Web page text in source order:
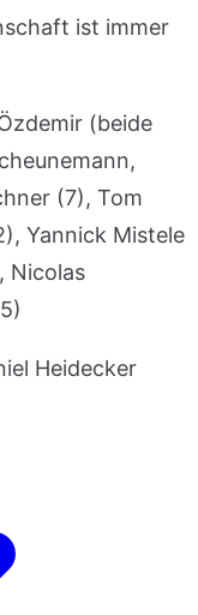
ist immer
(beide
(7), Tom
Yannick Mistele
Nicolas
Heidecker